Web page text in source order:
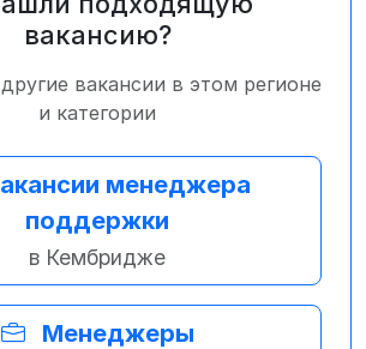
вакансию?
вакансии в этом регионе
и категории
менеджера
поддержки
в Кембридже
Менеджеры